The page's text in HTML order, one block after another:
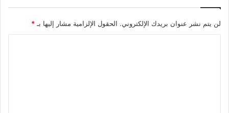
لن يتم نشر عنوان بريدك الإلكتروني. الحقول الإلزامية مشار إليها بـ *